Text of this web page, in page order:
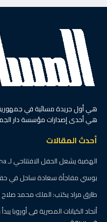
هي أحدى إصدارات مؤسسة دار
أحدث المقالات
الهضبة يشعل الحفل الافتتاحي لـ U Arena وسط حضور جماهيري
بوسي مفاجأة سعادة ساحل في
طارق مراد يكتب: الملك محمد صلاح
أتحاد الكيانات المصرية فى أوروبا